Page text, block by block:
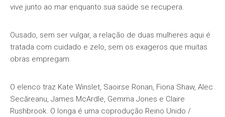
vive junto ao mar enquanto sua saúde se recupera.
Ousado, sem ser vulgar, a relação de duas mulheres aqui é
tratada com cuidado e zelo, sem os exageros que muitas
obras empregam.
O elenco traz Kate Winslet, Saoirse Ronan, Fiona Shaw, Alec
Secăreanu, James McArdle, Gemma Jones e Claire
Rushbrook. O longa é uma coprodução Reino Unido /